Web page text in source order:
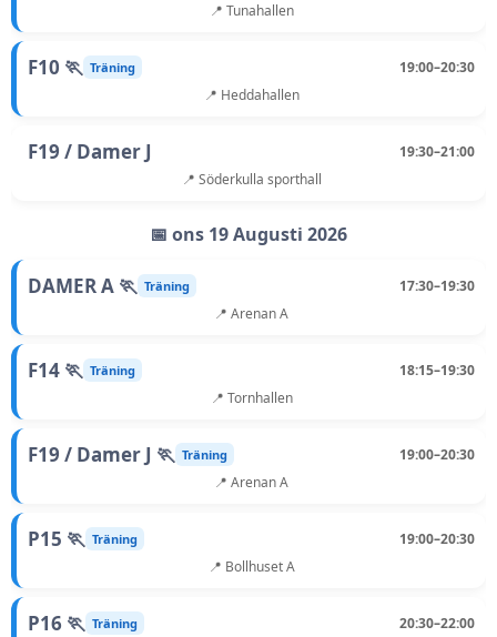
📍 Tunahallen
F10 🏃 Träning
19:00–20:30
📍 Heddahallen
F19 / Damer J
19:30–21:00
📍 Söderkulla sporthall
📅 ons 19 Augusti 2026
DAMER A 🏃 Träning
17:30–19:30
📍 Arenan A
F14 🏃 Träning
18:15–19:30
📍 Tornhallen
F19 / Damer J 🏃 Träning
19:00–20:30
📍 Arenan A
P15 🏃 Träning
19:00–20:30
📍 Bollhuset A
P16 🏃 Träning
20:30–22:00